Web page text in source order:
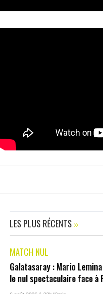
LES PLUS RÉCENTS
MATCH NUL
Galatasaray : Mario
le nul spectaculaire face à